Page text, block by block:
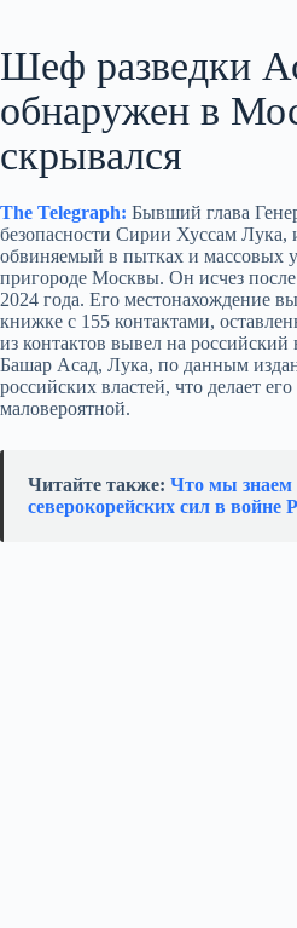
Шеф разведки
обнаружен в
скрывался
The Telegraph: Бывший глава
безопасности Сирии Хуссам Лука,
обвиняемый в пытках и массовых
пригороде Москвы. Он исчез
2024 года. Его местонахождение
книжке с 155 контактами,
из контактов вывел на
Башар Асад, Лука, по данным
российских властей, что делает
маловероятной.
Читайте также: Что мы знаем
северокорейских сил в